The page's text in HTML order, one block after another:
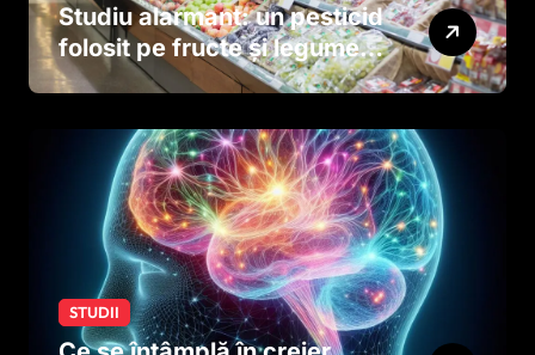
Studiu alarmant: un pesticid
folosit pe fructe și legume
ar putea afecta dezvoltarea
dinainte de naștere
STUDII